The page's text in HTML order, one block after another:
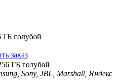
ГБ голубой
заказ
ГБ голубой
Sony, JBL, Marshall, Яндекс